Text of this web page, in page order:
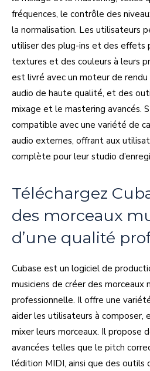
fréquences, le contrôle des
la normalisation. Les utilisateurs
utiliser des plug-ins et des effets
textures et des couleurs à leurs
est livré avec un moteur de
audio de haute qualité, et des
mixage et le mastering avancés.
compatible avec une variété de
audio externes, offrant aux
complète pour leur studio
Téléchargez
des morceaux
d’une qualité
Cubase est un logiciel de
musiciens de créer des morceaux
professionnelle. Il offre une
aider les utilisateurs à composer,
mixer leurs morceaux. Il propose
avancées telles que le pitch
l’édition MIDI, ainsi que des